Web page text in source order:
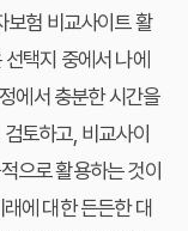
보험 비교사이트 활
택지 중에서 나에
에서 충분한 시간을
토하고, 비교사이
으로 활용하는 것이
에 대한 든든한 대